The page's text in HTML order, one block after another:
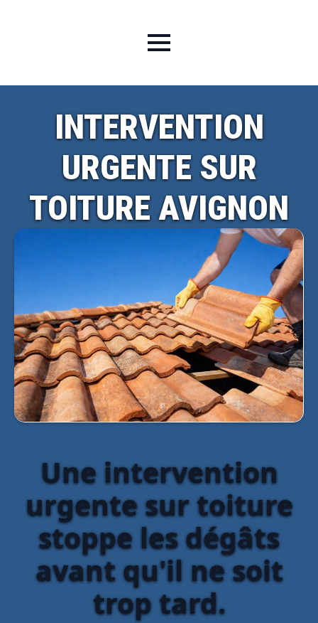
INTERVENTION
URGENTE SUR
TOITURE AVIGNON
Une intervention
urgente sur toiture
stoppe les dégâts
avant qu'il ne soit
trop tard.